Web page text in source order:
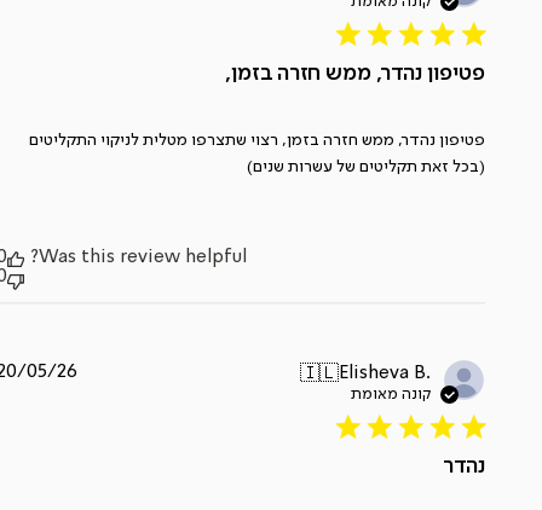
פטיפון נהדר, ממש חזרה בזמן,
פטיפון נהדר, ממש חזרה בזמן, רצוי שתצרפו מטלית לניקוי התקליטים
(בכל זאת תקליטים של עשרות שנים)
Was this review helpful?
🇮🇱Elisheva B.
נהדר
תאריך05/26